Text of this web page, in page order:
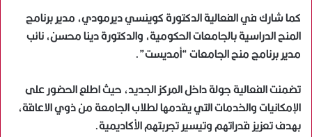
كما شارك في الفعالية الدكتورة كوينسي ديرمودي، مدير برنامج
المنح الدراسية بالجامعات الحكومية، والدكتورة دينا محسن، نائب
مدير برنامج منح الجامعات “أمديست”.
تضمنت الفعالية جولة داخل المركز الجديد، حيث اطلع الحضور على
الإمكانيات والخدمات التي يقدمها لطلاب الجامعة من ذوي الاعاقة،
بهدف تعزيز قدراتهم وتيسير تجربتهم الأكاديمية.